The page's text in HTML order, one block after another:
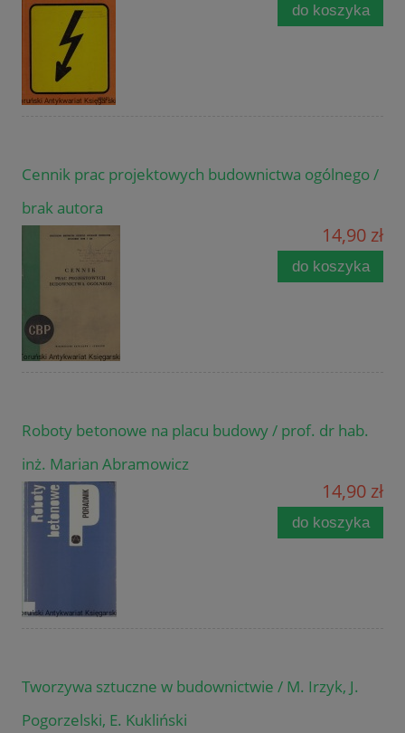
do koszyka
Cennik prac projektowych budownictwa ogólnego /
brak autora
14,90 zł
do koszyka
Roboty betonowe na placu budowy / prof. dr hab.
inż. Marian Abramowicz
14,90 zł
do koszyka
Tworzywa sztuczne w budownictwie / M. Irzyk, J.
Pogorzelski, E. Kukliński